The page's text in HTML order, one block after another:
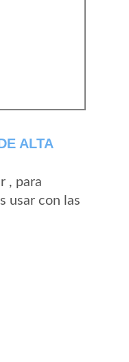
ALTA
, para
usar con las